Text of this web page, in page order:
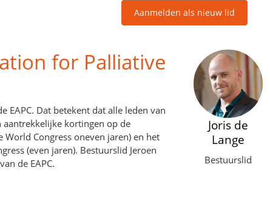
Aanmelden als nieuw lid
for Palliative
EAPC. Dat betekent dat alle leden van
kortingen op de
Congress oneven jaren) en het
(even jaren). Bestuurslid Jeroen
de EAPC.
Joris de
Lange
Bestuurslid